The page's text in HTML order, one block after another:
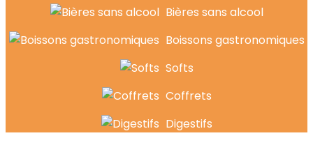
Bières sans alcool
Boissons gastronomiques
Softs
Coffrets
Digestifs